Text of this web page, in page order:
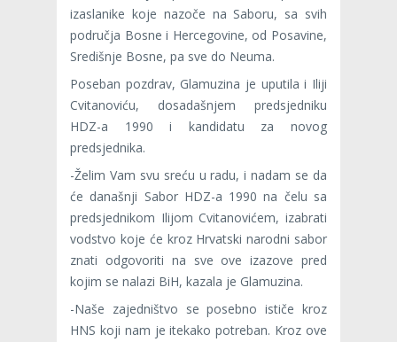
izaslanike koje nazoče na Saboru, sa svih
područja Bosne i Hercegovine, od Posavine,
Središnje Bosne, pa sve do Neuma.
Poseban pozdrav, Glamuzina je uputila i Iliji
Cvitanoviću, dosadašnjem predsjedniku
HDZ-a 1990 i kandidatu za novog
predsjednika.
-Želim Vam svu sreću u radu, i nadam se da
će današnji Sabor HDZ-a 1990 na čelu sa
predsjednikom Ilijom Cvitanovićem, izabrati
vodstvo koje će kroz Hrvatski narodni sabor
znati odgovoriti na sve ove izazove pred
kojim se nalazi BiH, kazala je Glamuzina.
-Naše zajedništvo se posebno ističe kroz
HNS koji nam je itekako potreban. Kroz ove